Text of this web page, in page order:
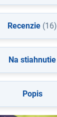
Popis
Recenzie (16)
Na stiahnutie